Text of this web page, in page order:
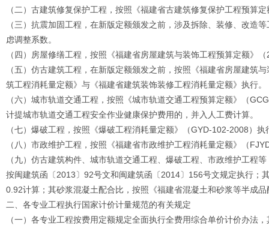
（二）古建筑修复保护工程，按照《福建省古建筑修复保护工程预算
（三）抗震加固工程，在新版定额颁发之前，涉及拆除、装修、改造
虑调整系数。
（四）房屋修缮工程，按照《福建省房屋建筑与装饰工程预算定额》
（五）仿古建筑工程，在新版定额颁发之前，按照《福建省房屋建筑
筑工程消耗量定额》与《福建省建筑装饰装修工程消耗量定额》执行。
（六）城市轨道交通工程，按照《城市轨道交通工程预算定额》（
计提城市轨道交通工程安全作业健康保护费用的，并入人工费计算。
（七）爆破工程，按照《爆破工程消耗量定额》（GYD-102-2008）执
（八）市政维护工程，按照《福建省市政维护工程消耗量定额》（
（九）仿古建筑构件、城市轨道交通工程、爆破工程、市政维护工程
按闽建筑函〔2013〕92号文和闽建筑函〔2014〕156号文规定执行；
0.92计算；其砂浆混凝土配合比，按照《福建省混凝土和砂浆等半成
二、各专业工程执行国家计价计量规范的有关规定
（一）各专业工程按费用定额规定全面执行全费用综合单价计价办法